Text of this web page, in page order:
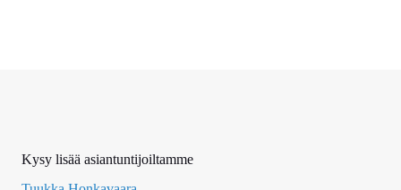
Kysy lisää asiantuntijoiltamme